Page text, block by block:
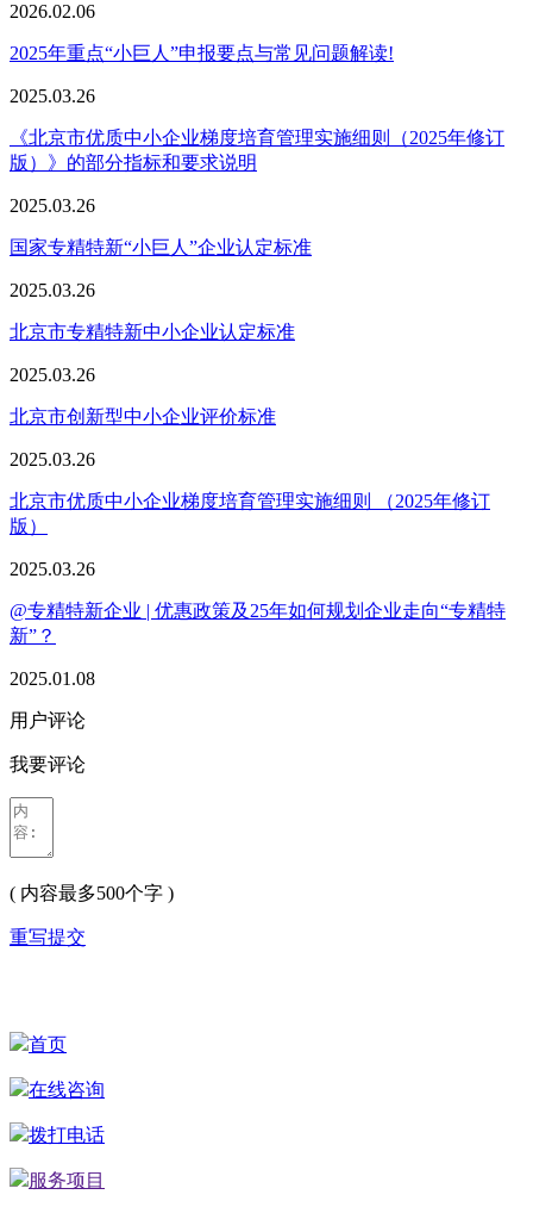
2026.02.06
2025年重点“小巨人”申报要点与常见问题解读!
2025.03.26
《北京市优质中小企业梯度培育管理实施细则（2025年修订
版）》的部分指标和要求说明
2025.03.26
国家专精特新“小巨人”企业认定标准
2025.03.26
北京市专精特新中小企业认定标准
2025.03.26
北京市创新型中小企业评价标准
2025.03.26
北京市优质中小企业梯度培育管理实施细则 （2025年修订
版）
2025.03.26
@专精特新企业 | 优惠政策及25年如何规划企业走向“专精特
新”？
2025.01.08
用户评论
我要评论
( 内容最多500个字 )
重写提交
首页
在线咨询
拨打电话
服务项目